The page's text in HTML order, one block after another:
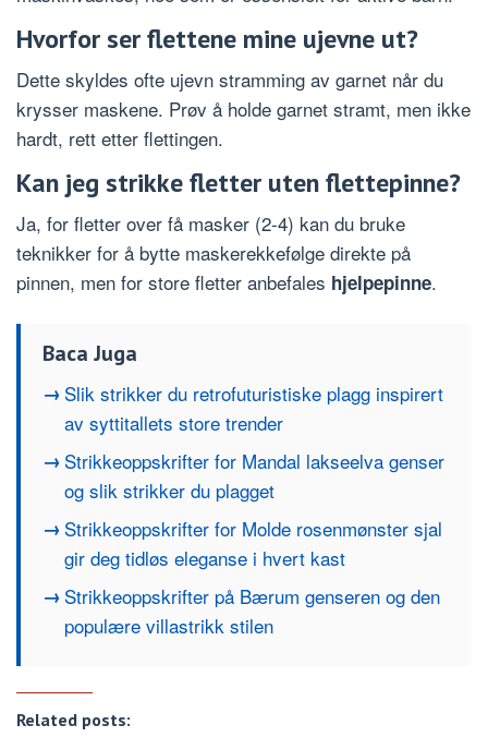
Hvorfor ser flettene mine ujevne ut?
Dette skyldes ofte ujevn stramming av garnet når du
krysser maskene. Prøv å holde garnet stramt, men ikke
hardt, rett etter flettingen.
Kan jeg strikke fletter uten flettepinne?
Ja, for fletter over få masker (2-4) kan du bruke
teknikker for å bytte maskerekkefølge direkte på
pinnen, men for store fletter anbefales hjelpepinne.
Baca Juga
Slik strikker du retrofuturistiske plagg inspirert
av syttitallets store trender
Strikkeoppskrifter for Mandal lakseelva genser
og slik strikker du plagget
Strikkeoppskrifter for Molde rosenmønster sjal
gir deg tidløs eleganse i hvert kast
Strikkeoppskrifter på Bærum genseren og den
populære villastrikk stilen
Related posts: